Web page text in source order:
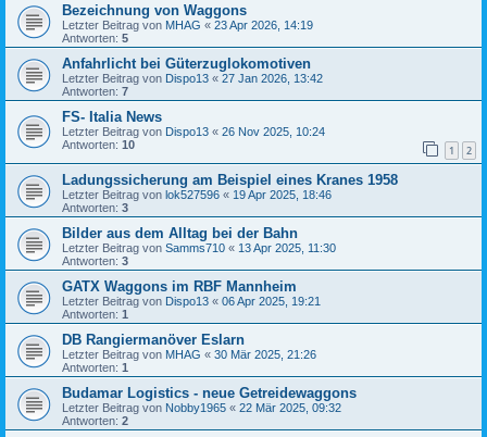
Bezeichnung von Waggons
Letzter Beitrag von MHAG « 23 Apr 2026, 14:19
Antworten: 5
Anfahrlicht bei Güterzuglokomotiven
Letzter Beitrag von Dispo13 « 27 Jan 2026, 13:42
Antworten: 7
FS- Italia News
Letzter Beitrag von Dispo13 « 26 Nov 2025, 10:24
Antworten: 10 1 2
Ladungssicherung am Beispiel eines Kranes 1958
Letzter Beitrag von lok527596 « 19 Apr 2025, 18:46
Antworten: 3
Bilder aus dem Alltag bei der Bahn
Letzter Beitrag von Samms710 « 13 Apr 2025, 11:30
Antworten: 3
GATX Waggons im RBF Mannheim
Letzter Beitrag von Dispo13 « 06 Apr 2025, 19:21
Antworten: 1
DB Rangiermanöver Eslarn
Letzter Beitrag von MHAG « 30 Mär 2025, 21:26
Antworten: 1
Budamar Logistics - neue Getreidewaggons
Letzter Beitrag von Nobby1965 « 22 Mär 2025, 09:32
Antworten: 2